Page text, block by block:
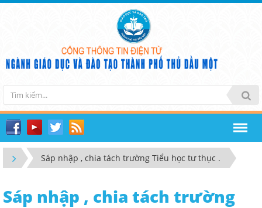
Sáp nhập , chia tách trường Tiểu học tư thục .
Sáp nhập , chia tách trường